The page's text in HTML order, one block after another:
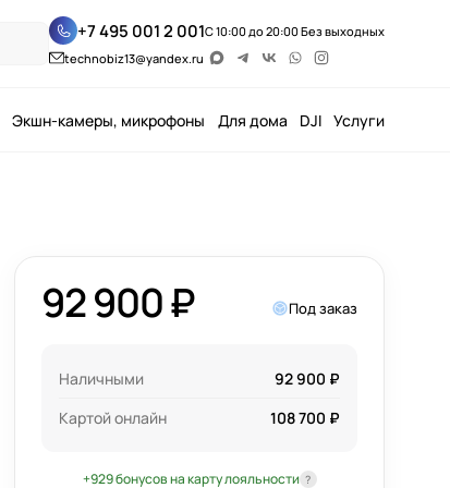
+7 495 001 2 001С 10:00 до 20:00 Без выходных
technobiz13@yandex.ru
Экшн-камеры, микрофоны Для дома DJI Услуги
92 900 ₽ Под заказ
Наличными
92 900 ₽
Картой онлайн
108 700 ₽
+929 бонусов на карту лояльности ?